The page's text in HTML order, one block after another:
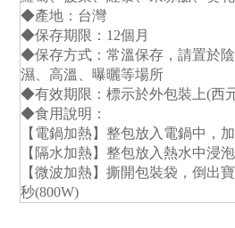
◆產地：台灣
◆保存期限：12個月
◆保存方式：常溫保存，請置於
濕、高溫、曝曬等場所
◆有效期限：標示於外包裝上(西
◆食用說明：
【電鍋加熱】整包放入電鍋中，
【隔水加熱】整包放入熱水中浸
【微波加熱】撕開包裝袋，倒出
秒(800W)